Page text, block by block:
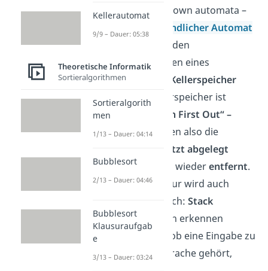
bekannt als pushdown automata –
endlicher Automat
, der zusätzlich zu den
Grundkomponenten eines
Automaten einen
Kellerspeicher
benutzt. Der Kellerspeicher ist
hierbei ein
„Last In First Out“ –
Speicher. Es werden also die
zuletzt abgelegt
wurden, als
wiederentfernt.
Diese Datenstruktur wird auch
oder englisch:Stack
genannt. Allgemein erkennen
Kellerautomaten, ob eine Eingabe zu
einer formalen Sprache gehört,
Kellerautomat
9/9 – Dauer: 05:38
Theoretische Informatik
Sortieralgorithmen
Sortieralgorith
men
1/13 – Dauer: 04:14
Bubblesort
2/13 – Dauer: 04:46
Bubblesort
Klausuraufgab
e
3/13 – Dauer: 03:24